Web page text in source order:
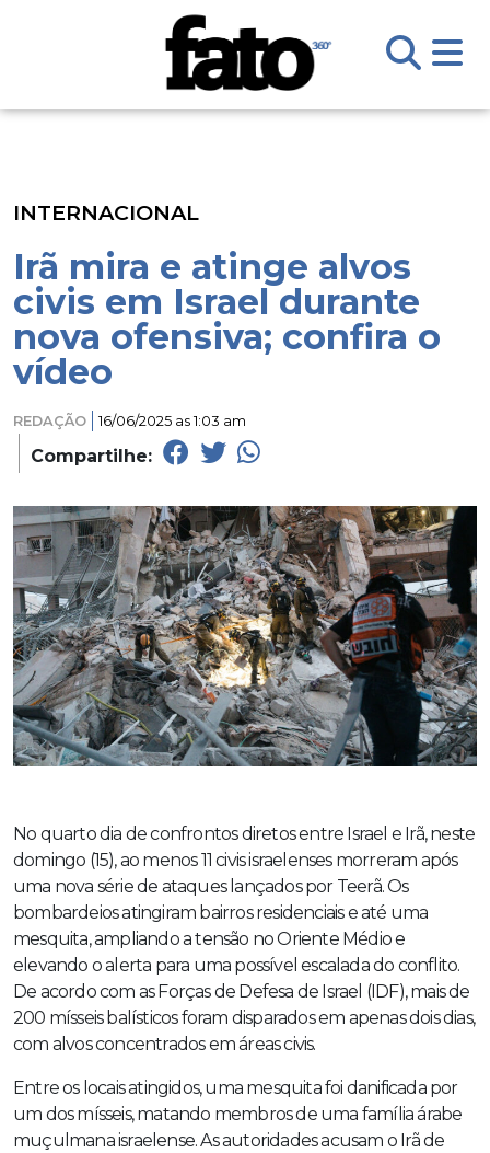
INTERNACIONAL
Irã mira e atinge alvos
civis em Israel durante
nova ofensiva; confira o
vídeo
REDAÇÃO 16/06/2025 as 1:03 am
Compartilhe:
No quarto dia de confrontos diretos entre Israel e Irã, neste
domingo (15), ao menos 11 civis israelenses morreram após
uma nova série de ataques lançados por Teerã. Os
bombardeios atingiram bairros residenciais e até uma
mesquita, ampliando a tensão no Oriente Médio e
elevando o alerta para uma possível escalada do conflito.
De acordo com as Forças de Defesa de Israel (IDF), mais de
200 mísseis balísticos foram disparados em apenas dois dias,
com alvos concentrados em áreas civis.
Entre os locais atingidos, uma mesquita foi danificada por
um dos mísseis, matando membros de uma família árabe
muçulmana israelense. As autoridades acusam o Irã de